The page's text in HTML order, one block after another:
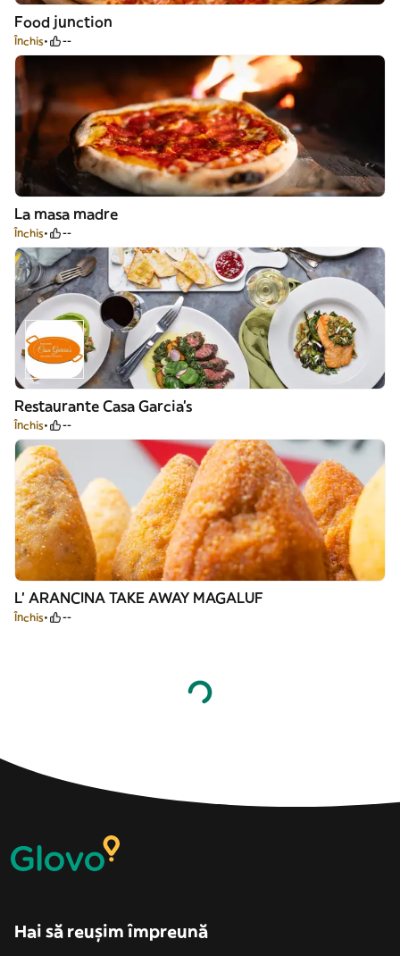
Food junction
Închis --
La masa madre
Închis --
Restaurante Casa Garcia's
Închis --
L' ARANCINA TAKE AWAY MAGALUF
Închis --
Hai să reușim împreună